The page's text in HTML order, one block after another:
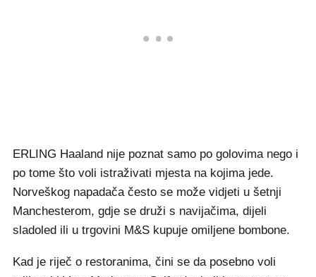
ERLING Haaland nije poznat samo po golovima nego i
po tome što voli istraživati mjesta na kojima jede.
Norveškog napadača često se može vidjeti u šetnji
Manchesterom, gdje se druži s navijačima, dijeli
sladoled ili u trgovini M&S kupuje omiljene bombone.
Kad je riječ o restoranima, čini se da posebno voli